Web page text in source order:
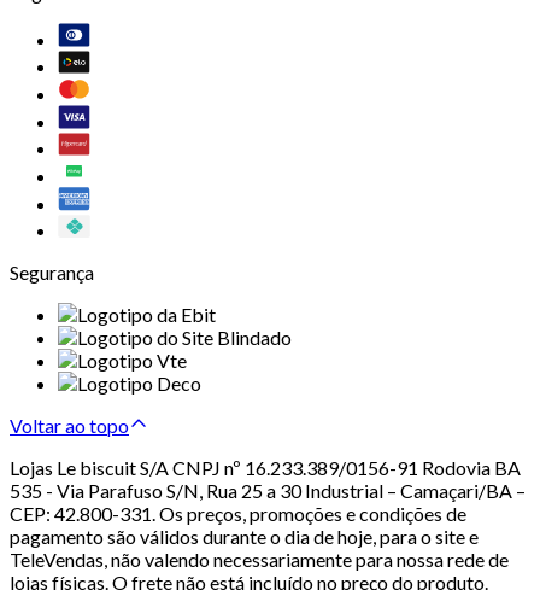
Segurança
Voltar ao topo
Lojas Le biscuit S/A CNPJ nº 16.233.389/0156-91 Rodovia BA
535 - Via Parafuso S/N, Rua 25 a 30 Industrial – Camaçari/BA –
CEP: 42.800-331. Os preços, promoções e condições de
pagamento são válidos durante o dia de hoje, para o site e
TeleVendas, não valendo necessariamente para nossa rede de
lojas físicas. O frete não está incluído no preço do produto.